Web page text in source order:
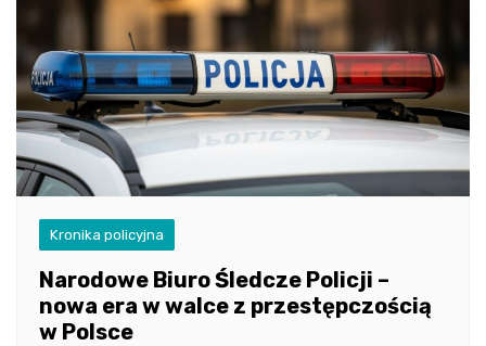
Kronika policyjna
Narodowe Biuro Śledcze Policji –
nowa era w walce z przestępczością
w Polsce